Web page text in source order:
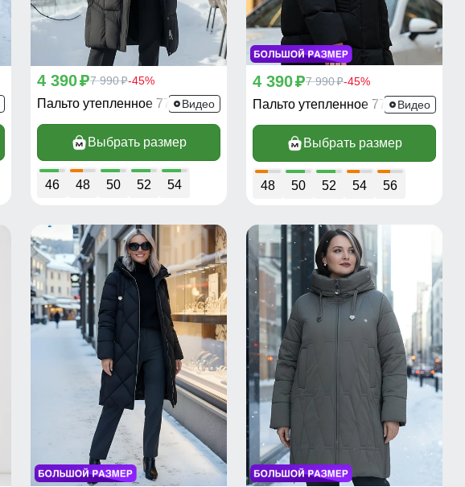
4 390p7 990p-45%
Пальто утепленное 7709Ch
Видео
Выбрать размер
46 48 50 52 54
4 390p7 990p-45%
Пальто утепленное 7702Ch
Видео
Выбрать размер
48 50 52 54 56